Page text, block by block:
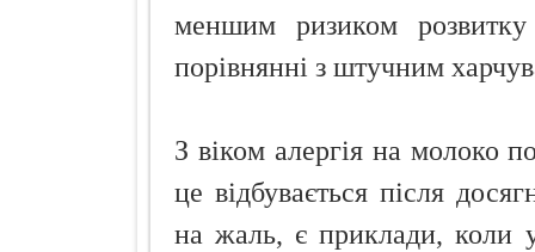
меншим ризиком
порівнянні з штучним
З віком алергія на молоко
це відбувається після
на жаль, є приклади, коли у